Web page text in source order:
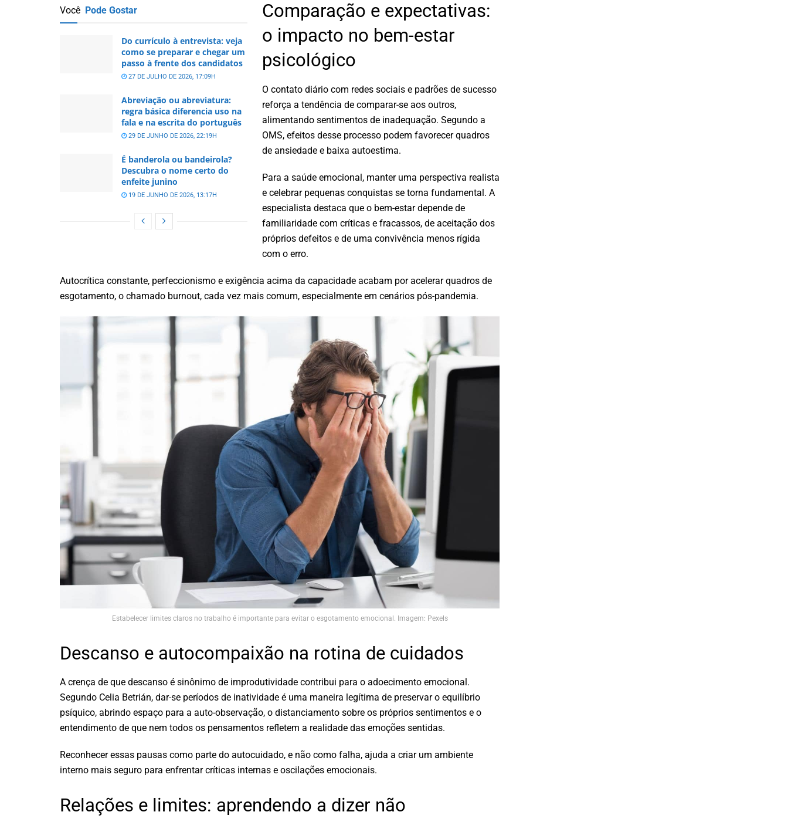
Você Pode Gostar
Do currículo à entrevista: veja
como se preparar e chegar um
passo à frente dos candidatos
27 DE JULHO DE 2026, 17:09H
Abreviação ou abreviatura:
regra básica diferencia uso na
fala e na escrita do português
29 DE JUNHO DE 2026, 22:19H
É banderola ou bandeirola?
Descubra o nome certo do
enfeite junino
19 DE JUNHO DE 2026, 13:17H
Comparação e expectativas:
o impacto no bem-estar
psicológico
O contato diário com redes sociais e padrões de sucesso
reforça a tendência de comparar-se aos outros,
alimentando sentimentos de inadequação. Segundo a
OMS, efeitos desse processo podem favorecer quadros
de ansiedade e baixa autoestima.
Para a saúde emocional, manter uma perspectiva realista
e celebrar pequenas conquistas se torna fundamental. A
especialista destaca que o bem-estar depende de
familiaridade com críticas e fracassos, de aceitação dos
próprios defeitos e de uma convivência menos rígida
com o erro.
Autocrítica constante, perfeccionismo e exigência acima da capacidade acabam por acelerar quadros de
esgotamento, o chamado burnout, cada vez mais comum, especialmente em cenários pós-pandemia.
Estabelecer limites claros no trabalho é importante para evitar o esgotamento emocional. Imagem: Pexels
Descanso e autocompaixão na rotina de cuidados
A crença de que descanso é sinônimo de improdutividade contribui para o adoecimento emocional.
Segundo Celia Betrián, dar-se períodos de inatividade é uma maneira legítima de preservar o equilíbrio
psíquico, abrindo espaço para a auto-observação, o distanciamento sobre os próprios sentimentos e o
entendimento de que nem todos os pensamentos refletem a realidade das emoções sentidas.
Reconhecer essas pausas como parte do autocuidado, e não como falha, ajuda a criar um ambiente
interno mais seguro para enfrentar críticas internas e oscilações emocionais.
Relações e limites: aprendendo a dizer não